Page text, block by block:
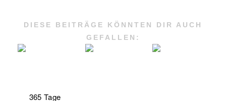
DIESE BEITRÄGE KÖNNTEN DIR AUCH
GEFALLEN:
365 Tage